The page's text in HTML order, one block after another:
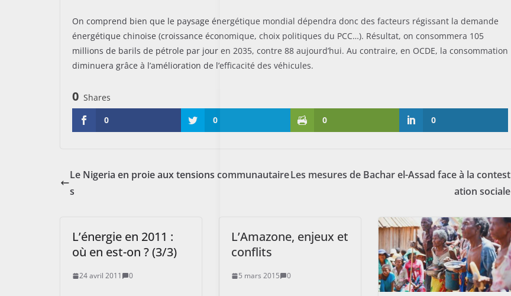
On comprend bien que le paysage énergétique mondial dépendra donc des facteurs régissant la demande
énergétique chinoise (croissance économique, choix politiques du PCC…). Résultat, on consommera 105
millions de barils de pétrole par jour en 2035, contre 88 aujourd’hui. Au contraire, en OCDE, la consommation
diminuera grâce à l’amélioration de l’efficacité des véhicules.
0 Shares
0
0 0 0
Le Nigeria en proie aux tensions communautaire
s
Les mesures de Bachar el-Assad face à la contest
ation sociale
L’énergie en 2011 :
où en est-on ? (3/3)
24 avril 2011 0
L’Amazone, enjeux et
conflits
5 mars 2015 0